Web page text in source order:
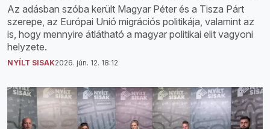
Az adásban szóba került Magyar Péter és a Tisza Párt
szerepe, az Európai Unió migrációs politikája, valamint az
is, hogy mennyire átlátható a magyar politikai elit vagyoni
helyzete.
NYÍLT SISAK2026. jún. 12. 18:12